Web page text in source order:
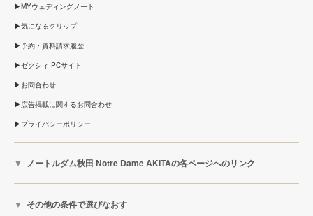
MYウェディングノート
気になるクリップ
予約・資料請求履歴
ゼクシィ PCサイト
お問合わせ
広告掲載に関するお問合わせ
プライバシーポリシー
ノートルダム秋田 Notre Dame AKITAの各ページへのリンク
その他の条件で選びなおす